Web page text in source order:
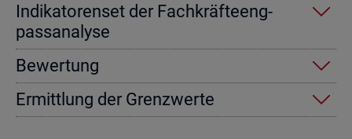
In­di­ka­to­ren­set der Fach­kräf­te­eng­
pass­ana­ly­se
Be­wer­tung
Er­mitt­lung der Grenz­wer­te